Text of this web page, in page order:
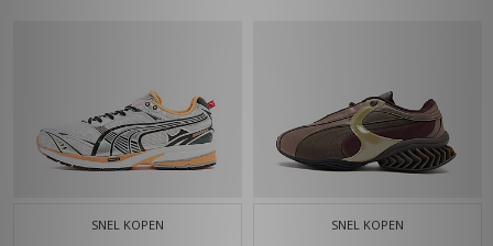
SNEL KOPEN SNEL KOPEN